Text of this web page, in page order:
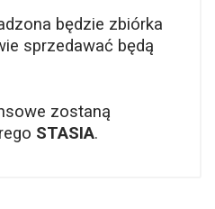
będzie zbiórka
sprzedawać będą
zostaną
STASIA.